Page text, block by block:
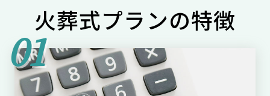
火葬式プランの特徴